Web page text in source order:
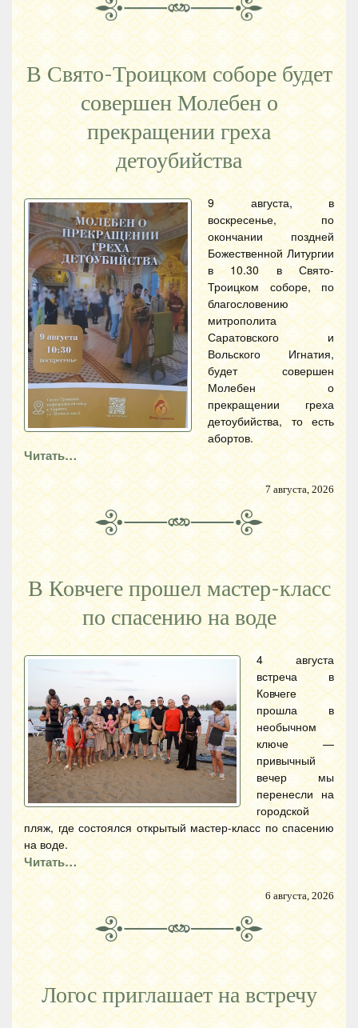
В Свято-Троицком соборе будет
совершен Молебен о
прекращении греха
детоубийства
9 августа, в
воскресенье, по
окончании поздней
Божественной Литургии
в 10.30 в Свято-
Троицком соборе, по
благословению
митрополита
Саратовского и
Вольского Игнатия,
будет совершен
Молебен о
прекращении греха
детоубийства, то есть
абортов.
Читать…
7 августа, 2026
В Ковчеге прошел мастер-класс
по спасению на воде
4 августа
встреча в
Ковчеге
прошла в
необычном
ключе —
привычный
вечер мы
перенесли на
городской
пляж, где состоялся открытый мастер-класс по спасению
на воде.
Читать…
6 августа, 2026
Логос приглашает на встречу